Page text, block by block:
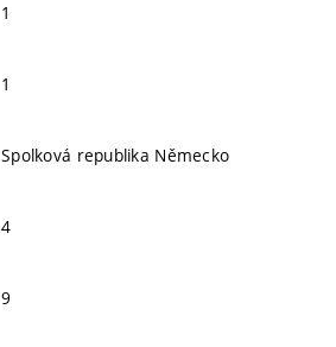
1
1
Spolková republika Německo
4
9